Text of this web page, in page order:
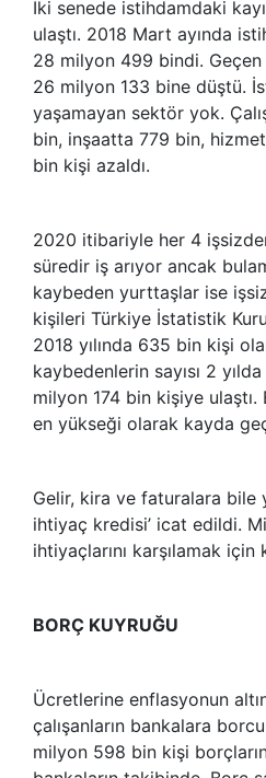
İki senede istihdamdaki
ulaştı. 2018 Mart ayında
28 milyon 499 bindi.
26 milyon 133 bine düştü.
yaşamayan sektör yok.
bin, inşaatta 779 bin,
bin kişi azaldı.
2020 itibariyle her 4
süredir iş arıyor ancak
kaybeden yurttaşlar ise
kişileri Türkiye İstatistik
2018 yılında 635 bin kişi
kaybedenlerin sayısı 2
milyon 174 bin kişiye ulaştı.
en yükseği olarak kayda
Gelir, kira ve faturalara bile
ihtiyaç kredisi’ icat edildi.
ihtiyaçlarını karşılamak
BORÇ KUYRUĞU
Ücretlerine enflasyonun
çalışanların bankalara
milyon 598 bin kişi